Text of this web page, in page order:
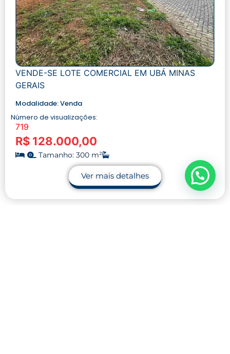
VENDE-SE LOTE COMERCIAL EM UBÁ MINAS
GERAIS
Modalidade:Venda
Número de visualizações:
719
R$ 128.000,00
Tamanho: 300 m²
Ver mais detalhes